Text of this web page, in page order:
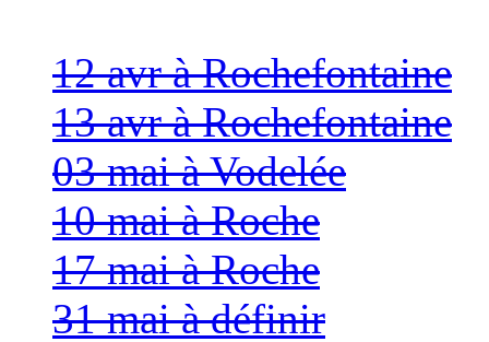
12 avr à Rochefontaine
13 avr à Rochefontaine
03 mai à Vodelée
10 mai à Roche
17 mai à Roche
31 mai à définir